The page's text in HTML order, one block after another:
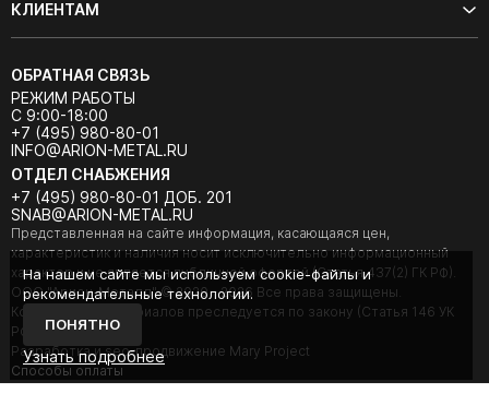
КЛИЕНТАМ
ОБРАТНАЯ СВЯЗЬ
РЕЖИМ РАБОТЫ
С 9:00-18:00
+7 (495) 980-80-01
INFO@ARION-METAL.RU
ОТДЕЛ СНАБЖЕНИЯ
+7 (495) 980-80-01 ДОБ. 201
SNAB@ARION-METAL.RU
Представленная на сайте информация, касающаяся цен,
характеристик и наличия носит исключительно информационный
характер и не является публичной офертой (Статья 437(2) ГК РФ).
ООО "Арион-Металл" © 2020 - 2026 Все права защищены.
Копирование материалов преследуется по закону (Статья 146 УК
РФ).
Разработка и seo-продвижение Mary Project
Cпособы оплаты
На нашем сайте мы используем cookie-файлы и
рекомендательные технологии.
ПОНЯТНО
Узнать подробнее